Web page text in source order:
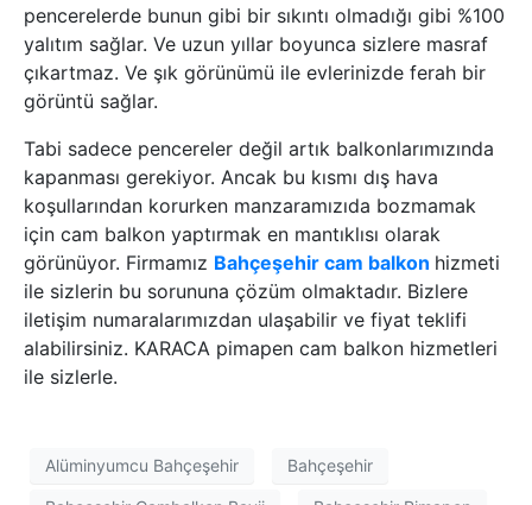
pencerelerde bunun gibi bir sıkıntı olmadığı gibi %100
yalıtım sağlar. Ve uzun yıllar boyunca sizlere masraf
çıkartmaz. Ve şık görünümü ile evlerinizde ferah bir
görüntü sağlar.
Tabi sadece pencereler değil artık balkonlarımızında
kapanması gerekiyor. Ancak bu kısmı dış hava
koşullarından korurken manzaramızıda bozmamak
için cam balkon yaptırmak en mantıklısı olarak
görünüyor. Firmamız Bahçeşehir cam balkon hizmeti
ile sizlerin bu sorununa çözüm olmaktadır. Bizlere
iletişim numaralarımızdan ulaşabilir ve fiyat teklifi
alabilirsiniz. KARACA pimapen cam balkon hizmetleri
ile sizlerle.
Alüminyumcu Bahçeşehir Bahçeşehir